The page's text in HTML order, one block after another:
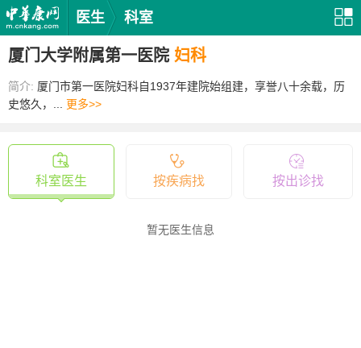
医生 科室
厦门大学附属第一医院 妇科
简介: 厦门市第一医院妇科自1937年建院始组建，享誉八十余载，历
史悠久，... 更多>>
科室医生 按疾病找 按出诊找
暂无医生信息